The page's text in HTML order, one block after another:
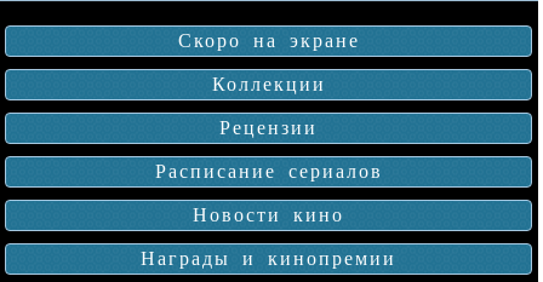
Скоро на экране
Коллекции
Рецензии
Расписание сериалов
Новости кино
Награды и кинопремии